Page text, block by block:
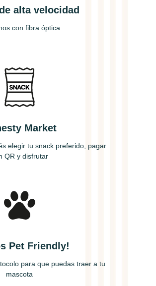
alta velocidad
con fibra óptica
Market
elegir tu snack preferido, pagar
QR y disfrutar
Pet Friendly!
para que puedas traer a tu
mascota